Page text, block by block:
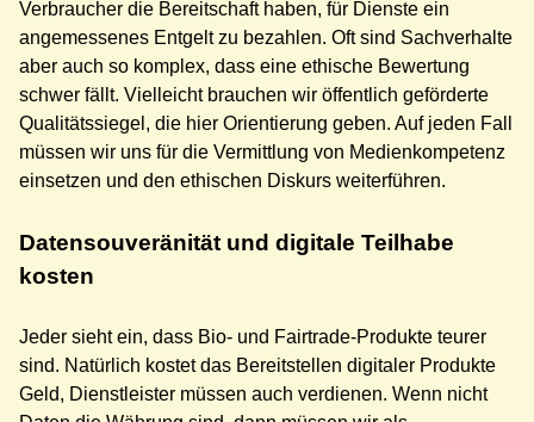
Verbraucher die Bereitschaft haben, für Dienste ein
angemessenes Entgelt zu bezahlen. Oft sind Sachverhalte
aber auch so komplex, dass eine ethische Bewertung
schwer fällt. Vielleicht brauchen wir öffentlich geförderte
Qualitätssiegel, die hier Orientierung geben. Auf jeden Fall
müssen wir uns für die Vermittlung von Medienkompetenz
einsetzen und den ethischen Diskurs weiterführen.
Datensouveränität und digitale Teilhabe
kosten
Jeder sieht ein, dass Bio- und Fairtrade-Produkte teurer
sind. Natürlich kostet das Bereitstellen digitaler Produkte
Geld, Dienstleister müssen auch verdienen. Wenn nicht